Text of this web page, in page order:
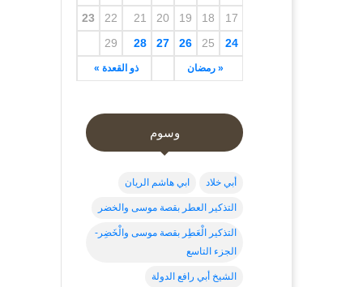
« رمضان ذو القعدة »
17
18
19
20
21
22
23
24
25
26
27
28
29
وسوم
أبي خلاد ابي هاشم الريان
التذكير العطر بقصة موسى والخضر
التذكير الْعَطِر بقصة موسى والْخَضِر-
الجزء التاسع
الشيخ أبي رافع الدولة